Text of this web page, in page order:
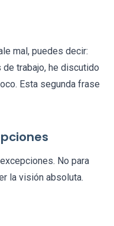
mal, puedes decir:
trabajo, he discutido
Esta segunda frase
No para
la visión absoluta.